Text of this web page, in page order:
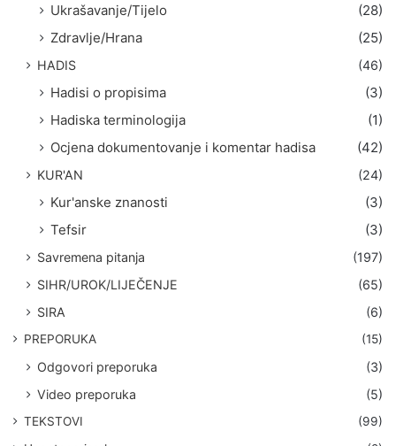
Ukrašavanje/Tijelo
(28)
Zdravlje/Hrana
(25)
HADIS (46)
Hadisi o propisima
(3)
Hadiska terminologija
(1)
Ocjena dokumentovanje i komentar hadisa
(42)
KUR'AN (24)
Kur'anske znanosti
(3)
Tefsir
(3)
Savremena pitanja
(197)
SIHR/UROK/LIJEČENJE
(65)
SIRA
(6)
PREPORUKA (15)
Odgovori preporuka
(3)
Video preporuka
(5)
TEKSTOVI
(99)